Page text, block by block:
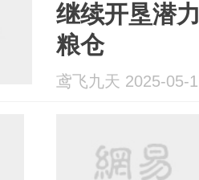
继续开垦潜
粮仓
鸢飞九天 2025-05-